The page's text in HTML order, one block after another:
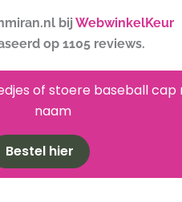
bijWebwinkelKeur
op 1105 reviews.
of stoere baseball cap
naam
Bestel hier